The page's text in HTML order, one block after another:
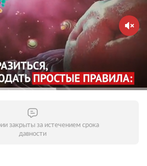
Вирус распространяется в
— старайтесь их избегать.
важно соблюдать
и тем, кто страдает
Молодым стоит
общения с родителями,
и пожилыми людьми
поддерживать контакты по
от опасности заражения.
закрыты за истечением срока
давности